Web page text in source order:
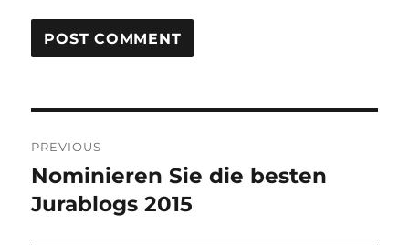
navigation
PREVIOUS
Previous
post:
Nominieren Sie die besten
Jurablogs 2015